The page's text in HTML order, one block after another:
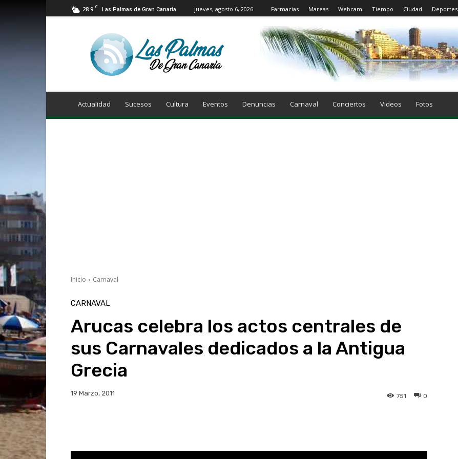
28.9 C Las Palmas de Gran Canaria jueves, agosto 6, 2026 Farmacias Mareas Webcam Tiempo Ciudad Deportes
Las
Palmas
de
Canaria
Actualidad Sucesos Cultura Eventos Denuncias Carnaval Conciertos Videos Fotos
Inicio Carnaval
CARNAVAL
Arucas celebra los actos centrales de
sus Carnavales dedicados a la Antigua
Grecia
19 Marzo, 2011 0
751